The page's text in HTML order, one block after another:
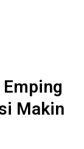
Makin